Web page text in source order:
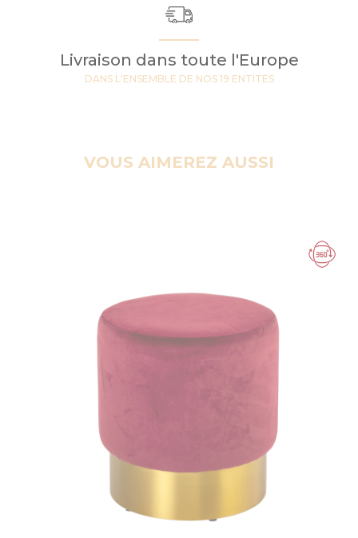
Livraison dans toute l'Europe
DANS L'ENSEMBLE DE NOS 19 ENTITES
VOUS AIMEREZ AUSSI